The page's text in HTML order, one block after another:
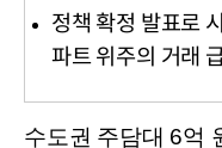
정책 확정 발표로
파트 위주의 거래
수도권 주담대 6억